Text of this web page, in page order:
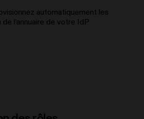
automatiquement les
l’annuaire de votre IdP